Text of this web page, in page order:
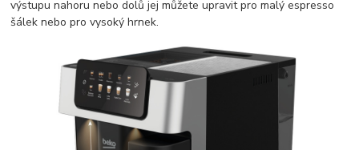
výstupu nahoru nebo dolů jej můžete upravit pro malý espresso
šálek nebo pro vysoký hrnek.